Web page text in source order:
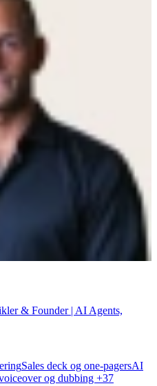
& Founder | AI Agents,
Sales deck og one-pagersAI
og dubbing +37